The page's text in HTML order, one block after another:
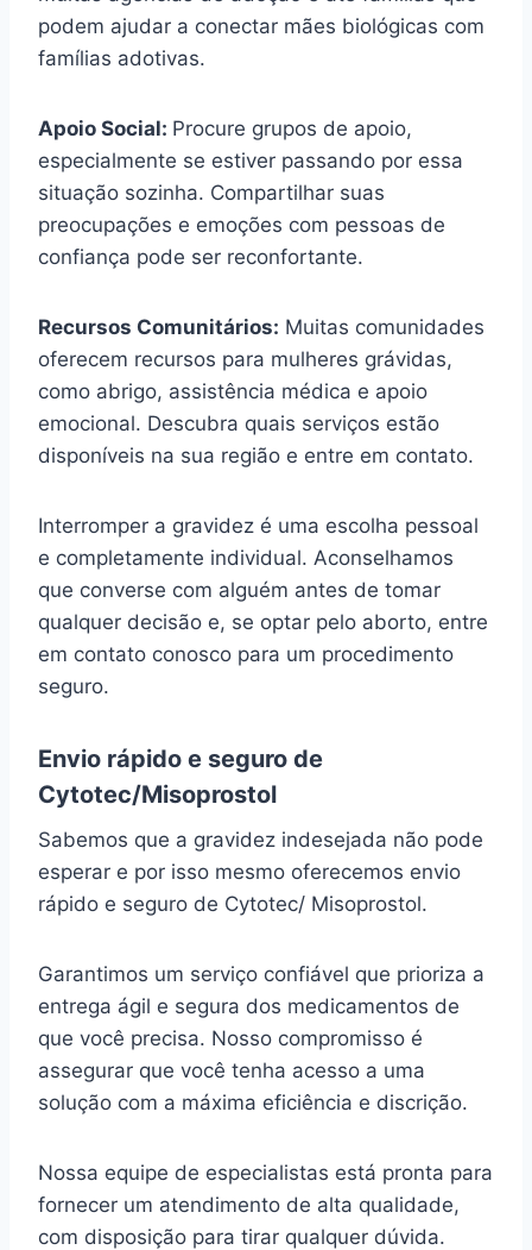
podem ajudar a conectar mães biológicas com
famílias adotivas.
Apoio Social: Procure grupos de apoio,
especialmente se estiver passando por essa
situação sozinha. Compartilhar suas
preocupações e emoções com pessoas de
confiança pode ser reconfortante.
Recursos Comunitários: Muitas comunidades
oferecem recursos para mulheres grávidas,
como abrigo, assistência médica e apoio
emocional. Descubra quais serviços estão
disponíveis na sua região e entre em contato.
Interromper a gravidez é uma escolha pessoal
e completamente individual. Aconselhamos
que converse com alguém antes de tomar
qualquer decisão e, se optar pelo aborto, entre
em contato conosco para um procedimento
seguro.
Envio rápido e seguro de
Cytotec/Misoprostol
Sabemos que a gravidez indesejada não pode
esperar e por isso mesmo oferecemos envio
rápido e seguro de Cytotec/ Misoprostol.
Garantimos um serviço confiável que prioriza a
entrega ágil e segura dos medicamentos de
que você precisa. Nosso compromisso é
assegurar que você tenha acesso a uma
solução com a máxima eficiência e discrição.
Nossa equipe de especialistas está pronta para
fornecer um atendimento de alta qualidade,
com disposição para tirar qualquer dúvida.